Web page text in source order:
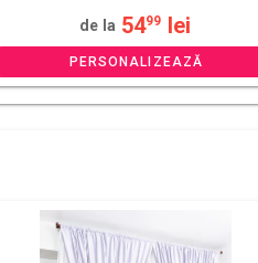
de la 5499 lei
PERSONALIZEAZĂ